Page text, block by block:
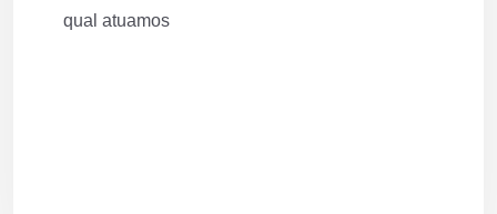
qual atuamos